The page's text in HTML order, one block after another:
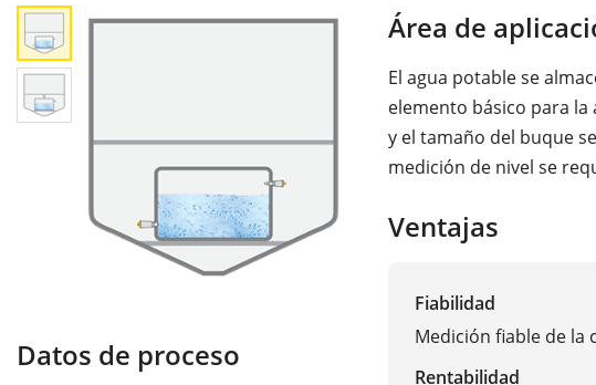
Datos de proceso
Área de
El agua potable se
elemento básico para la
y el tamaño del buque
medición de nivel se
Ventajas
Fiabilidad
Medición fiable de la
Rentabilidad